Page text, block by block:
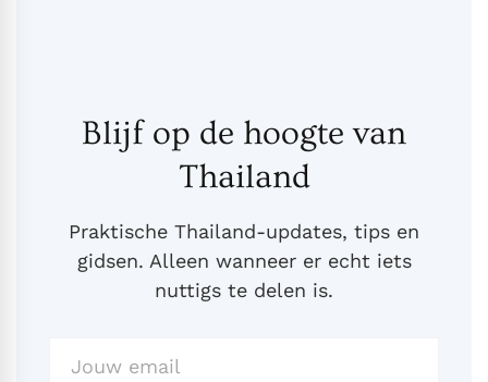
Blijf op de hoogte van
Thailand
Praktische Thailand-updates, tips en
gidsen. Alleen wanneer er echt iets
nuttigs te delen is.